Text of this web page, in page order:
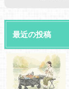
最近の投稿